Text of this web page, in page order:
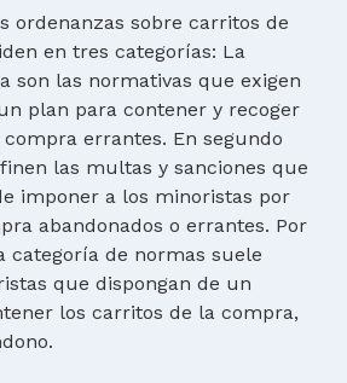
ordenanzas sobre carritos de
en tres categorías: La
son las normativas que exigen
plan para contener y recoger
errantes. En segundo
las multas y sanciones que
imponer a los minoristas por
abandonados o errantes. Por
categoría de normas suele
que dispongan de un
los carritos de la compra,